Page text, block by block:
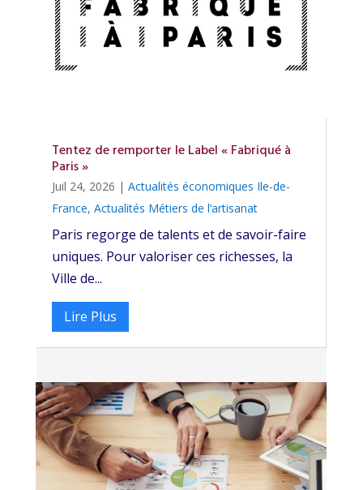
Tentez de remporter le Label « Fabriqué à
Paris »
Juil 24, 2026 | Actualités économiques Ile-de-
France, Actualités Métiers de l’artisanat
Paris regorge de talents et de savoir-faire
uniques. Pour valoriser ces richesses, la
Ville de...
Lire Plus